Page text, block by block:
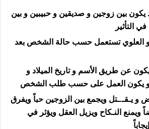
يكون بين زوجين و صديقين و حبيبين و بين
التأثير
و العلوي تستعمل حسب حالة الشخص بعد
عن طريق الأسم و تاريخ الميلاد و
يكون العمل على حسب طلب الشخص
و يـقـ.ـتل ويجمع بين الزوجين حباً ويفرق
ويمنع النـكاح ويزيل العقل ويؤثر في